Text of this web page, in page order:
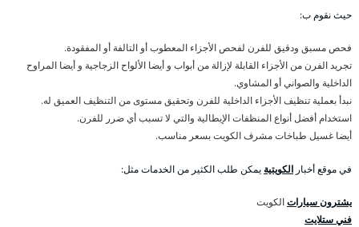
حيث نقوم ب:
فحص مسبق ودقيق للفرن لفحص الأجزاء المعطوب أو التالفة أو المفقودة.
تجريد الفرن من الأجزاء القابلة لإزالة من أبواب و أيضا الألواح الزجاجية و أيضا المراوح
الداخلية والصواني أو المشاوي.
نبدأ بعملية تنظيف الأجزاء الداخلية للفرن وتحقيق مستوى من التنظيف العميق له.
استخدام أفضل أنواع المنظفات الإيطالية والتي لا تسبب أي ضرر للفرن.
أيضا غسيل طباخات مشرف الكويت بسعر مناسب.
في موقع أخبار الكويتية يمكن طلب الكثير من الخدمات مثل:
يشترون سياراتالكويت
فني ستلايت